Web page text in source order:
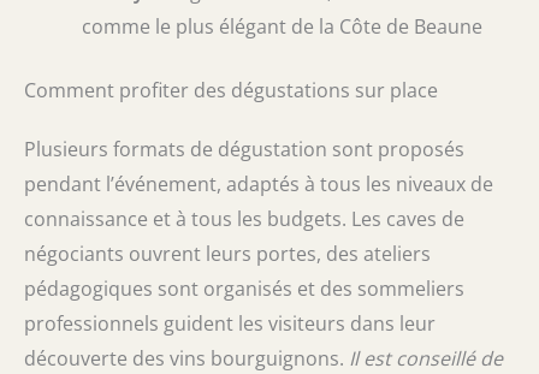
comme le plus élégant de la Côte de Beaune
Comment profiter des dégustations sur place
Plusieurs formats de dégustation sont proposés
pendant l’événement, adaptés à tous les niveaux de
connaissance et à tous les budgets. Les caves de
négociants ouvrent leurs portes, des ateliers
pédagogiques sont organisés et des sommeliers
professionnels guident les visiteurs dans leur
découverte des vins bourguignons. Il est conseillé de